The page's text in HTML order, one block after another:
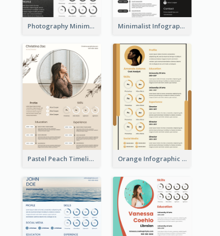
Photography Minimalist Design Resume Minimalist Infographic Resume
Pastel Peach Timeline Resume Orange Infographic Market Analyst Resume